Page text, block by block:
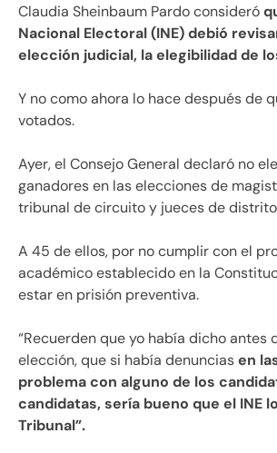
Claudia Sheinbaum Pardo consideró
Nacional Electoral (INE) debió
elección judicial, la elegibilidad de
Y no como ahora lo hace después de
votados.
Ayer, el Consejo General declaró no
ganadores en las elecciones de
tribunal de circuito y jueces de
A 45 de ellos, por no cumplir con el
académico establecido en la
estar en prisión preventiva.
“Recuerden que yo había dicho antes
elección, que si había denunciasen
problema con alguno de los
candidatas, sería bueno que el INE
Tribunal”.